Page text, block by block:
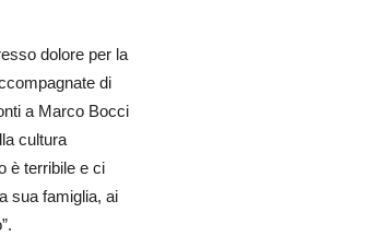
dolore per la
di
a Marco Bocci
cultura
è terribile e ci
sua famiglia, ai